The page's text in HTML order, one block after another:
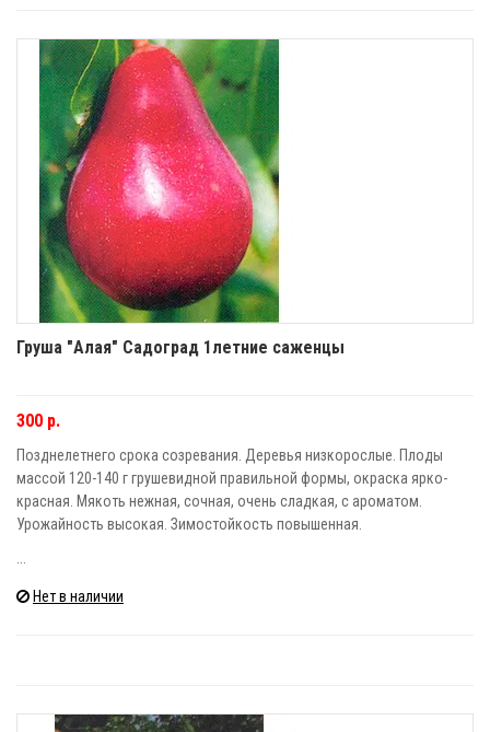
Груша "Алая" Садоград 1летние саженцы
300 р.
Позднелетнего срока созревания. Деревья низкорослые. Плоды
массой 120-140 г грушевидной правильной формы, окраска ярко-
красная. Мякоть нежная, сочная, очень сладкая, с ароматом.
Урожайность высокая. Зимостойкость повышенная.
Нет в наличии